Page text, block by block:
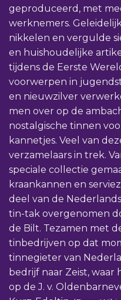
geproduceerd, met
werknemers.
nikkelen en vergulde
en huishoudelijke
tijdens de Eerste
voorwerpen in
en nieuwzilver
men over op de
nostalgische tinnen
kannetjes. Veel van
verzamelaars in trek.
speciale collectie
kraankannen en
deel van de
tin-tak overgenomen
de Bilt. Tezamen met
tinbedrijven op dat
tinnegieter van
bedrijf naar Zeist, waar
op de J. v.